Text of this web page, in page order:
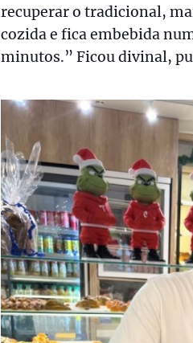
recuperar o tradicional,
cozida e fica embebida
minutos.” Ficou divinal,